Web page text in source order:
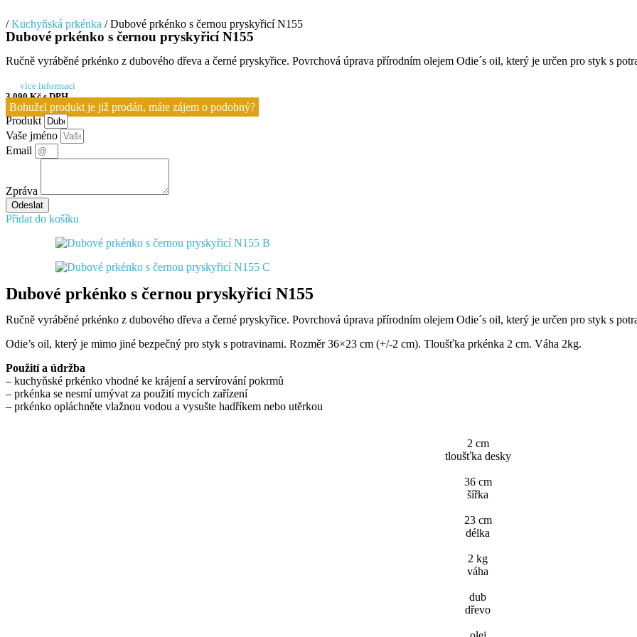
/Kuchyňská prkénka / Dubové prkénko s černou pryskyřicí N155
Dubové prkénko s černou pryskyřicí N155
Ručně vyráběné prkénko z dubového dřeva a černé pryskyřice. Povrchová úprava přírodním olejem Odie´s oil, který je určen pro styk s
více informací
3 090Kčs DPH
Bohužel produkt je již prodán, máte zájem o podobný?
Produkt
Vaše jméno
Email
Zpráva
Odeslat
Přidat do košíku
Dubové prkénko s černou pryskyřicí N155
Ručně vyráběné prkénko z dubového dřeva a černé pryskyřice. Povrchová úprava přírodním olejem Odie´s oil, který je určen pro styk s
Odie’s oil, který je mimo jiné bezpečný pro styk s potravinami. Rozměr 36×23 cm (+/-2 cm). Tloušťka prkénka 2 cm. Váha 2kg.
Použití a údržba
– kuchyňské prkénko vhodné ke krájení a servírování pokrmů
– prkénka se nesmí umývat za použití mycích zařízení
– prkénko opláchněte vlažnou vodou a vysušte hadříkem nebo utěrkou
2 cm
tloušťka desky
36 cm
šířka
23 cm
délka
2 kg
váha
dub
dřevo